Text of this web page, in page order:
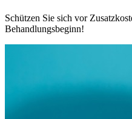
Schützen Sie sich vor
Behandlungsbeginn!